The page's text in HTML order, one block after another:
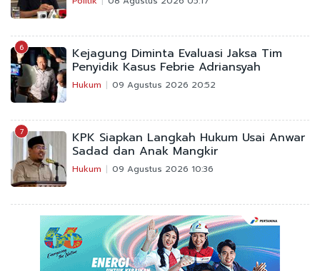
6 Kejagung Diminta Evaluasi Jaksa Tim
Penyidik Kasus Febrie Adriansyah
Hukum 09 Agustus 2026 20:52
7 KPK Siapkan Langkah Hukum Usai Anwar
Sadad dan Anak Mangkir
Hukum 09 Agustus 2026 10:36